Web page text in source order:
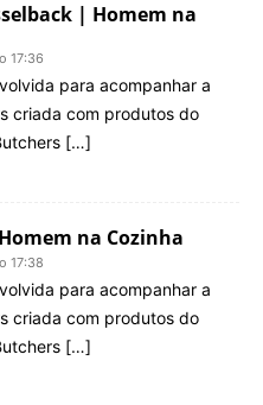
| Homem na
17:36
para acompanhar a
criada com produtos do
[…]
na Cozinha
17:38
para acompanhar a
criada com produtos do
[…]